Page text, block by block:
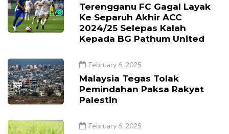
Terengganu FC Gagal Layak
Ke Separuh Akhir ACC
2024/25 Selepas Kalah
Kepada BG Pathum United
February 6, 2025
Malaysia Tegas Tolak
Pemindahan Paksa Rakyat
Palestin
February 6, 2025